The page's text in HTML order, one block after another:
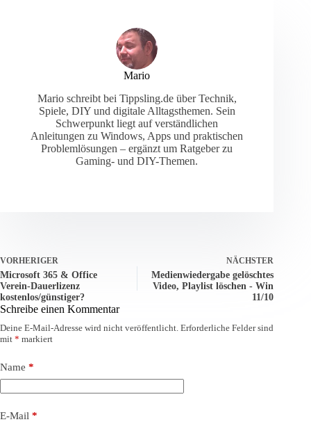
Mario
Mario schreibt bei Tippsling.de über Technik,
Spiele, DIY und digitale Alltagsthemen. Sein
Schwerpunkt liegt auf verständlichen
Anleitungen zu Windows, Apps und praktischen
Problemlösungen – ergänzt um Ratgeber zu
Gaming- und DIY-Themen.
VORHERIGER
Microsoft 365 & Office
Verein-Dauerlizenz
kostenlos/günstiger?
NÄCHSTER
Medienwiedergabe gelöschtes
Video, Playlist löschen - Win
11/10
Schreibe einen Kommentar
Deine E-Mail-Adresse wird nicht veröffentlicht. Erforderliche Felder sind
mit * markiert
Name *
E-Mail *